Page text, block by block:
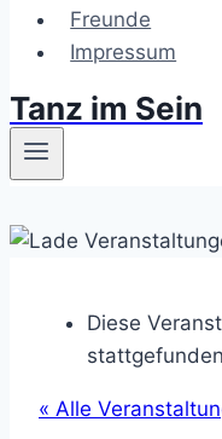
Freunde
Impressum
Tanz im Sein
Diese
« Alle